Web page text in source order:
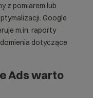
z pomiarem lub
Google
m.in. raporty
dotyczące
Ads warto